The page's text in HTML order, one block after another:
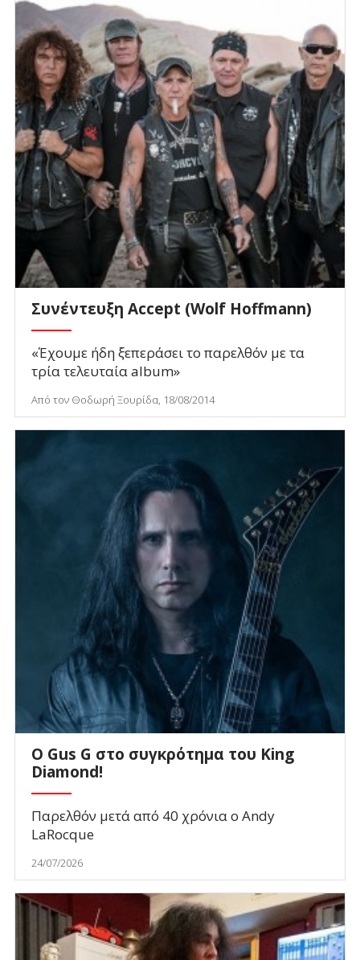
Συνέντευξη Accept (Wolf Hoffmann)
«Έχουμε ήδη ξεπεράσει το παρελθόν με τα
τρία τελευταία album»
Από τον Θοδωρή Ξουρίδα, 18/08/2014
O Gus G στο συγκρότημα του King
Diamond!
Παρελθόν μετά από 40 χρόνια ο Andy
LaRocque
24/07/2026